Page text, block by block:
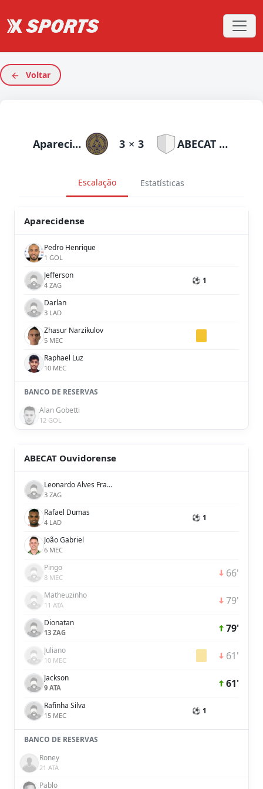
Voltar
Aparecidense 3 × 3 ABECAT Ouvidorense
Escalação Estatísticas
Aparecidense
Pedro Henrique
1 GOL
Jefferson
4 ZAG ⚽ 1
Darlan
3 LAD
Zhasur Narzikulov
5 MEC
Raphael Luz
10 MEC
BANCO DE RESERVAS
Alan Gobetti
12 GOL
ABECAT Ouvidorense
Leonardo Alves Franzin
3 ZAG
Rafael Dumas
4 LAD ⚽ 1
João Gabriel
6 MEC
Pingo
8 MEC 66'
Matheuzinho
11 ATA 79'
Dionatan
13 ZAG 79'
Juliano
10 MEC 61'
Jackson
9 ATA 61'
Rafinha Silva
15 MEC ⚽ 1
BANCO DE RESERVAS
Roney
21 ATA
Pablo